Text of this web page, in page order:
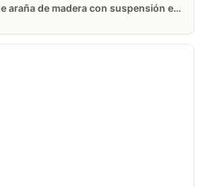
Bloque CAD de araña de madera con suspensión encadenada para AutoCAD Gratis